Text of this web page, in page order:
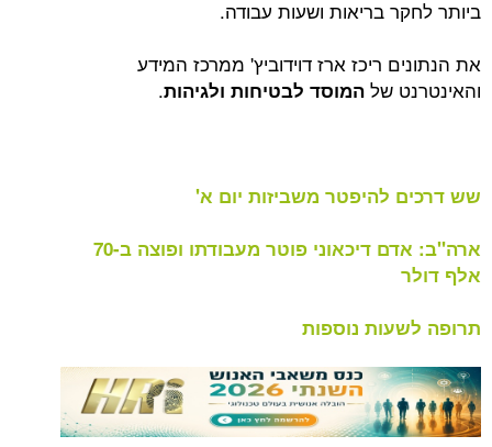
בריאות ושעות עבודה.
ריכז ארז דוידוביץ' ממרכז המידע
שלהמוסד לבטיחות ולגיהות.
להיפטר משביזות יום א'
ארה"ב: אדם דיכאוני פוטר מעבודתו ופוצה ב-70
נוספות